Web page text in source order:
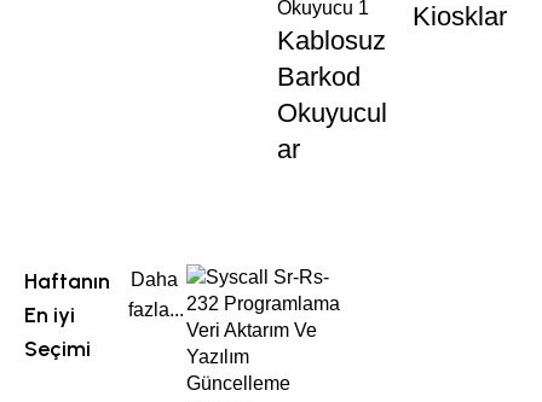
Kablosuz
Barkod
Okuyucul
ar
Kiosklar
Haftanın
En iyi
Seçimi
Daha
fazla...